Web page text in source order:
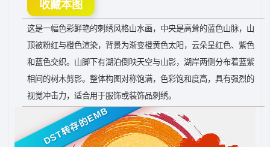
收藏本图
这是一幅色彩鲜艳的刺绣风格山水画，中央是高耸的蓝色山脉，山
顶被粉红与橙色渲染，背景为渐变橙黄色太阳，云朵呈红色、紫色
和蓝色交织。山脚下有湖泊倒映天空与山影，湖岸两侧分布着蓝紫
相间的树木剪影。整体构图对称饱满，色彩饱和度高，具有强烈的
视觉冲击力，适合用于服饰或装饰品刺绣。
DST转存的EMB